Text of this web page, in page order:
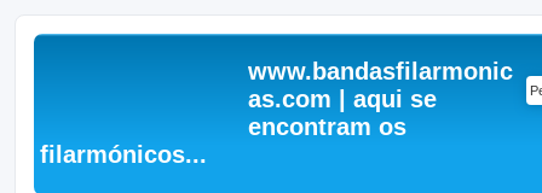
www.bandasfilarmonic
as.com | aqui se
encontram os
filarmónicos...